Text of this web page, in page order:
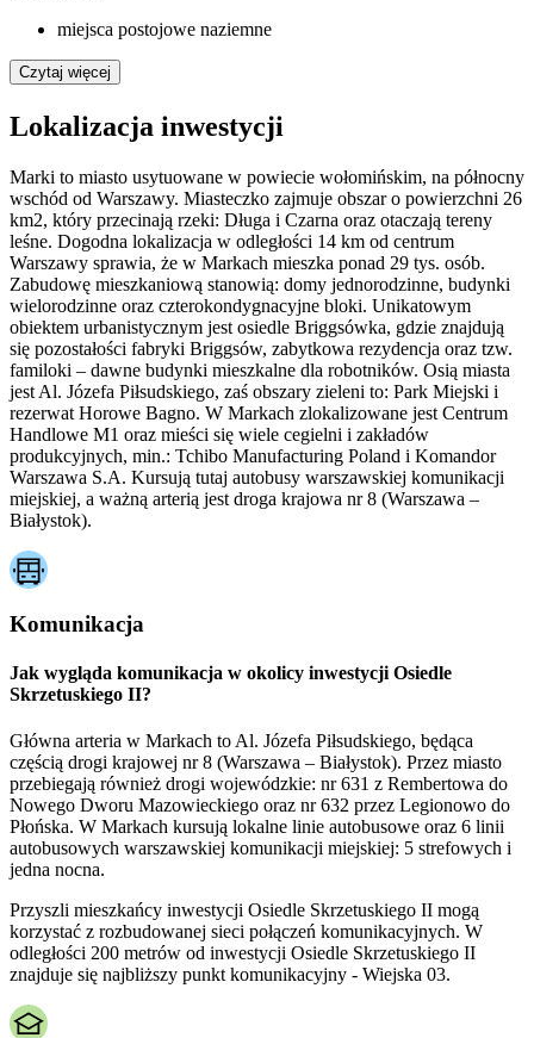
miejsca postojowe naziemne
Czytaj więcej
Lokalizacja inwestycji
Marki to miasto usytuowane w powiecie wołomińskim, na północny
wschód od Warszawy. Miasteczko zajmuje obszar o powierzchni 26
km2, który przecinają rzeki: Długa i Czarna oraz otaczają tereny
leśne. Dogodna lokalizacja w odległości 14 km od centrum
Warszawy sprawia, że w Markach mieszka ponad 29 tys. osób.
Zabudowę mieszkaniową stanowią: domy jednorodzinne, budynki
wielorodzinne oraz czterokondygnacyjne bloki. Unikatowym
obiektem urbanistycznym jest osiedle Briggsówka, gdzie znajdują
się pozostałości fabryki Briggsów, zabytkowa rezydencja oraz tzw.
familoki – dawne budynki mieszkalne dla robotników. Osią miasta
jest Al. Józefa Piłsudskiego, zaś obszary zieleni to: Park Miejski i
rezerwat Horowe Bagno. W Markach zlokalizowane jest Centrum
Handlowe M1 oraz mieści się wiele cegielni i zakładów
produkcyjnych, min.: Tchibo Manufacturing Poland i Komandor
Warszawa S.A. Kursują tutaj autobusy warszawskiej komunikacji
miejskiej, a ważną arterią jest droga krajowa nr 8 (Warszawa –
Białystok).
Komunikacja
Jak wygląda komunikacja w okolicy inwestycji Osiedle
Skrzetuskiego II?
Główna arteria w Markach to Al. Józefa Piłsudskiego, będąca
częścią drogi krajowej nr 8 (Warszawa – Białystok). Przez miasto
przebiegają również drogi wojewódzkie: nr 631 z Rembertowa do
Nowego Dworu Mazowieckiego oraz nr 632 przez Legionowo do
Płońska. W Markach kursują lokalne linie autobusowe oraz 6 linii
autobusowych warszawskiej komunikacji miejskiej: 5 strefowych i
jedna nocna.
Przyszli mieszkańcy inwestycji Osiedle Skrzetuskiego II mogą
korzystać z rozbudowanej sieci połączeń komunikacyjnych. W
odległości 200 metrów od inwestycji Osiedle Skrzetuskiego II
znajduje się najbliższy punkt komunikacyjny - Wiejska 03.